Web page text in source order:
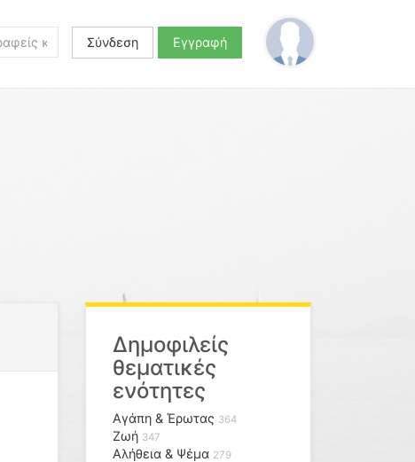
Σύνδεση Εγγραφή
Δημοφιλείς
θεματικές
ενότητες
Αγάπη & Έρωτας 364
Ζωή 347
Αλήθεια & Ψέμα 279